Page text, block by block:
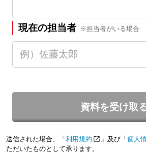
現在の担当者 ※担当者がいる場合
資料を受け取
送信された場合、「 利用規約 」及び「 個人
ただいたものとして承ります。